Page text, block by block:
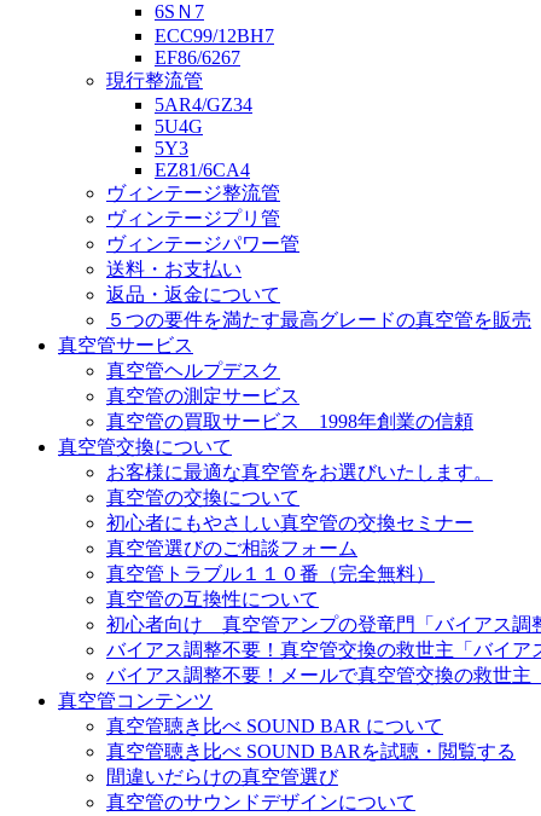
6SＮ7
ECC99/12BH7
EF86/6267
現行整流管
5AR4/GZ34
5U4G
5Y3
EZ81/6CA4
ヴィンテージ整流管
ヴィンテージプリ管
ヴィンテージパワー管
送料・お支払い
返品・返金について
５つの要件を満たす最高グレードの真空管を販売
真空管サービス
真空管ヘルプデスク
真空管の測定サービス
真空管の買取サービス 1998年創業の信頼
真空管交換について
お客様に最適な真空管をお選びいたします。
真空管の交換について
初心者にもやさしい真空管の交換セミナー
真空管選びのご相談フォーム
真空管トラブル１１０番（完全無料）
真空管の互換性について
初心者向け 真空管アンプの登竜門「バイアス調
バイアス調整不要！真空管交換の救世主「バイア
バイアス調整不要！メールで真空管交換の救世
真空管コンテンツ
真空管聴き比べ SOUND BAR について
真空管聴き比べ SOUND BARを試聴・閲覧する
間違いだらけの真空管選び
真空管のサウンドデザインについて